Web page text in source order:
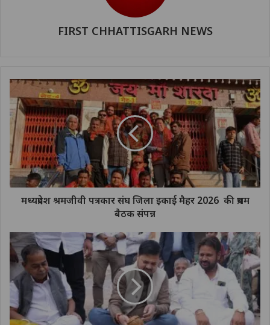
FIRST CHHATTISGARH NEWS
मध्यप्रदेश श्रमजीवी पत्रकार संघ जिला इकाई मैहर 2026 की प्रथम
बैठक संपन्न